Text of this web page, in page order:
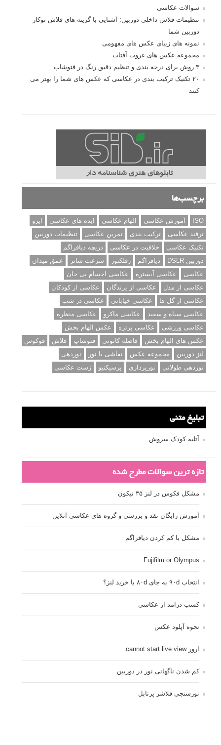
سوالات عکاسی
تنظیمات فلاش داخلی دوربین: آشنایی با گزینه های فلاش توکار
دوربین شما
نمونه های زیبای عکس های مفهومی
مجموعه عکس های غروب آفتاب
۳ روش برای درجه بندی و تنظیم دقیق رنگ در فتوشاپ
۲۰ تکنیک ترکیب بندی در عکاسی که عکس های شما را بهتر می
کنند
برچسب‌ها
ISO آموزش عکاسی الهام عکاسی ایده های عکاسی
ایزو
ترفند عکاسی
ترکیب بندی تمرین عکاسی
تنظیمات دوربین
تکنیک عکاسی
خلاقیت در عکاسی
دریچه دیافراگم
دوربین DSLR
دیافراگم رفلکتور سرعت شاتر
عمق میدان
عکاسی
عکاسی آبستره
عکاسی اجسام بی جان
عکاسی از مدل
عکاسی از پرندگان
عکاسی از کودکان
عکاسی از گل ها
عکاسی خیابانی
عکاسی در شب
عکاسی سیاه و سفید
عکاسی ماکرو
عکاسی منظره
عکاسی ورزشی
عکاسی پرتره
عکس الهام بخش
عکس های الهام بخش
فاصله کانونی فتوشاپ فلاش
فوکوس
لنز دوربین
مجموعه عکس نقاشی با نور
نوردهی
نوردهی طولانی
نورپردازی پرسپکتیو ژست عکاسی
تبلیغ متنی
آتلیه کودک سروش
تازه ترین سوالات مطرح شده
مشکل فکوس در لنز ۳۵ نیکون
آموزش رایگان نقد و بررسی و گروه های عکاسی آنلاین
مشکل با کم کردن دیافراگم
Fujifilm or Olympus
انتخاب ۹۰d به جای ۸۰d یا خرید لنز؟
کسب درامد از عکاسی
نحوه آپلود عکس
ارور cannot start live view
کم شدن ناگهانی نور در دوربین
نورسنجی فلاشر پرتابل